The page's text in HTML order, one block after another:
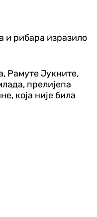
и рибара изразило
Рамуте Јукните,
прелијепа
која није била